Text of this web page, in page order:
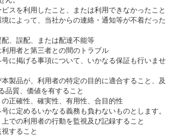
スを利⽤したこと、または利⽤できなかったこと
によって、当社からの連絡・通知等が不着だった
、誤配、または配達不能等
⽤者と第三者との間のトラブル
号に掲げる事項について、いかなる保証も⾏いませ
製品が、利⽤者の特定の⽬的に適合すること、及
品質、価値を有すること
正確性、確実性、有⽤性、合⽬的性
に定めるいかなる義務も負わないものとします。
での利⽤者の⾏動を監視及び記録すること